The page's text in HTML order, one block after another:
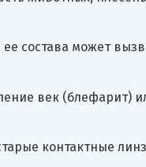
состава может
век (блефарит)
контактные